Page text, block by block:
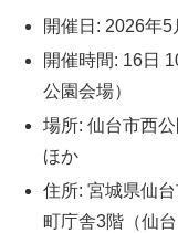
開催日: 2026年5
開催時間: 16日
公園会場）
場所: 仙台市西
ほか
住所: 宮城県仙
町庁舎3階（仙